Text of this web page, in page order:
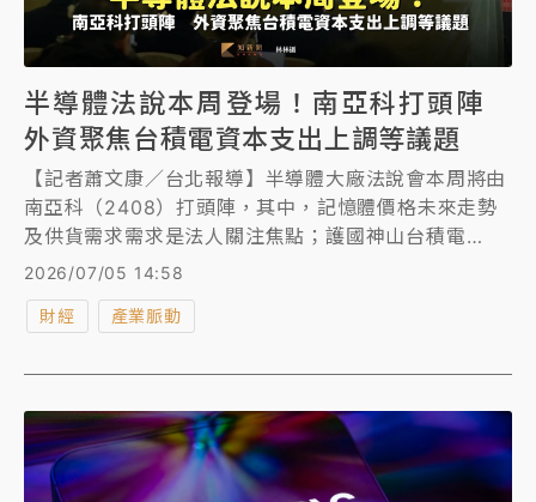
半導體法說本周登場！南亞科打頭陣
外資聚焦台積電資本支出上調等議題
【記者蕭文康／台北報導】半導體大廠法說會本周將由
南亞科（2408）打頭陣，其中，記憶體價格未來走勢
及供貨需求需求是法人關注焦點；護國神山台積電
（2330）則在月中接棒登場，這次法人聚焦資本支出
是否會上修、海內外擴廠最新進度、毛利率變化、最新
製程包括先進封裝技術藍圖以及如何面對三星及英特爾
積電的營收成長及獲利能力，齊將目標價上修至3000
元以上。
2026/07/05 14:58
財經 產業脈動